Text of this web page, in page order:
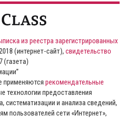
из реестра зарегистрированных
(интернет-сайт), свидетельство
(газета)
применяются рекомендательные
технологии предоставления
систематизации и анализа сведений,
пользователей сети «Интернет»,